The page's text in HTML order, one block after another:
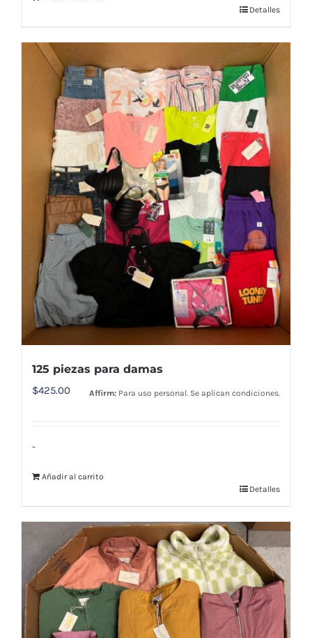
Detalles
125 piezas para damas
$425.00 Affirm: Para uso personal. Se aplican condiciones.
-
Añadir al carrito
Detalles